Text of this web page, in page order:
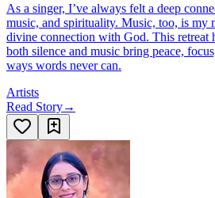
As a singer, I’ve always felt a deep
music, and spirituality. Music, too, is my
divine connection with God. This retreat
both silence and music bring peace,
ways words never can.
Artists
Read Story→